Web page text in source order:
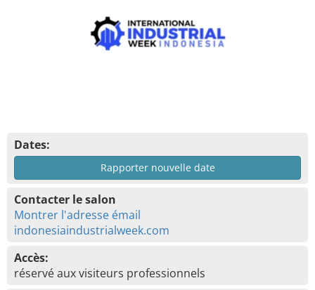
Dates:
Rapporter nouvelle date
Contacter le salon
Montrer l'adresse émail
indonesiaindustrialweek.com
Accès:
réservé aux visiteurs professionnels